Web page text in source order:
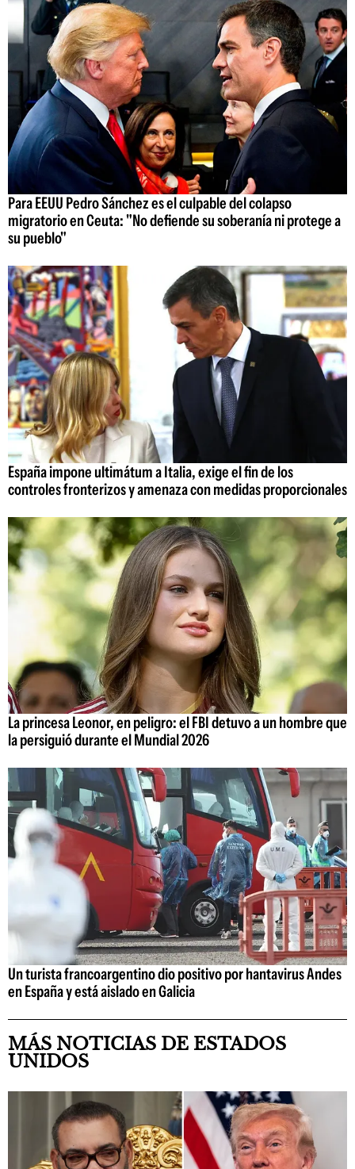
Para EEUU Pedro Sánchez es el culpable del colapso
migratorio en Ceuta: "No defiende su soberanía ni protege a
su pueblo"
España impone ultimátum a Italia, exige el fin de los
controles fronterizos y amenaza con medidas proporcionales
La princesa Leonor, en peligro: el FBI detuvo a un hombre que
la persiguió durante el Mundial 2026
Un turista francoargentino dio positivo por hantavirus Andes
en España y está aislado en Galicia
MÁS NOTICIAS DE ESTADOS
UNIDOS